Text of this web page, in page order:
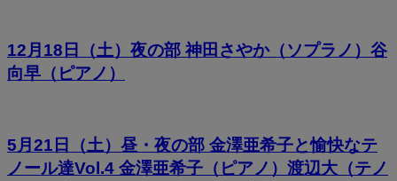
12月18日（土）夜の部 神田さやか（ソプラノ）谷
向早（ピアノ）
5月21日（土）昼・夜の部 金澤亜希子と愉快なテ
ノール達Vol.4 金澤亜希子（ピアノ）渡辺大（テノ